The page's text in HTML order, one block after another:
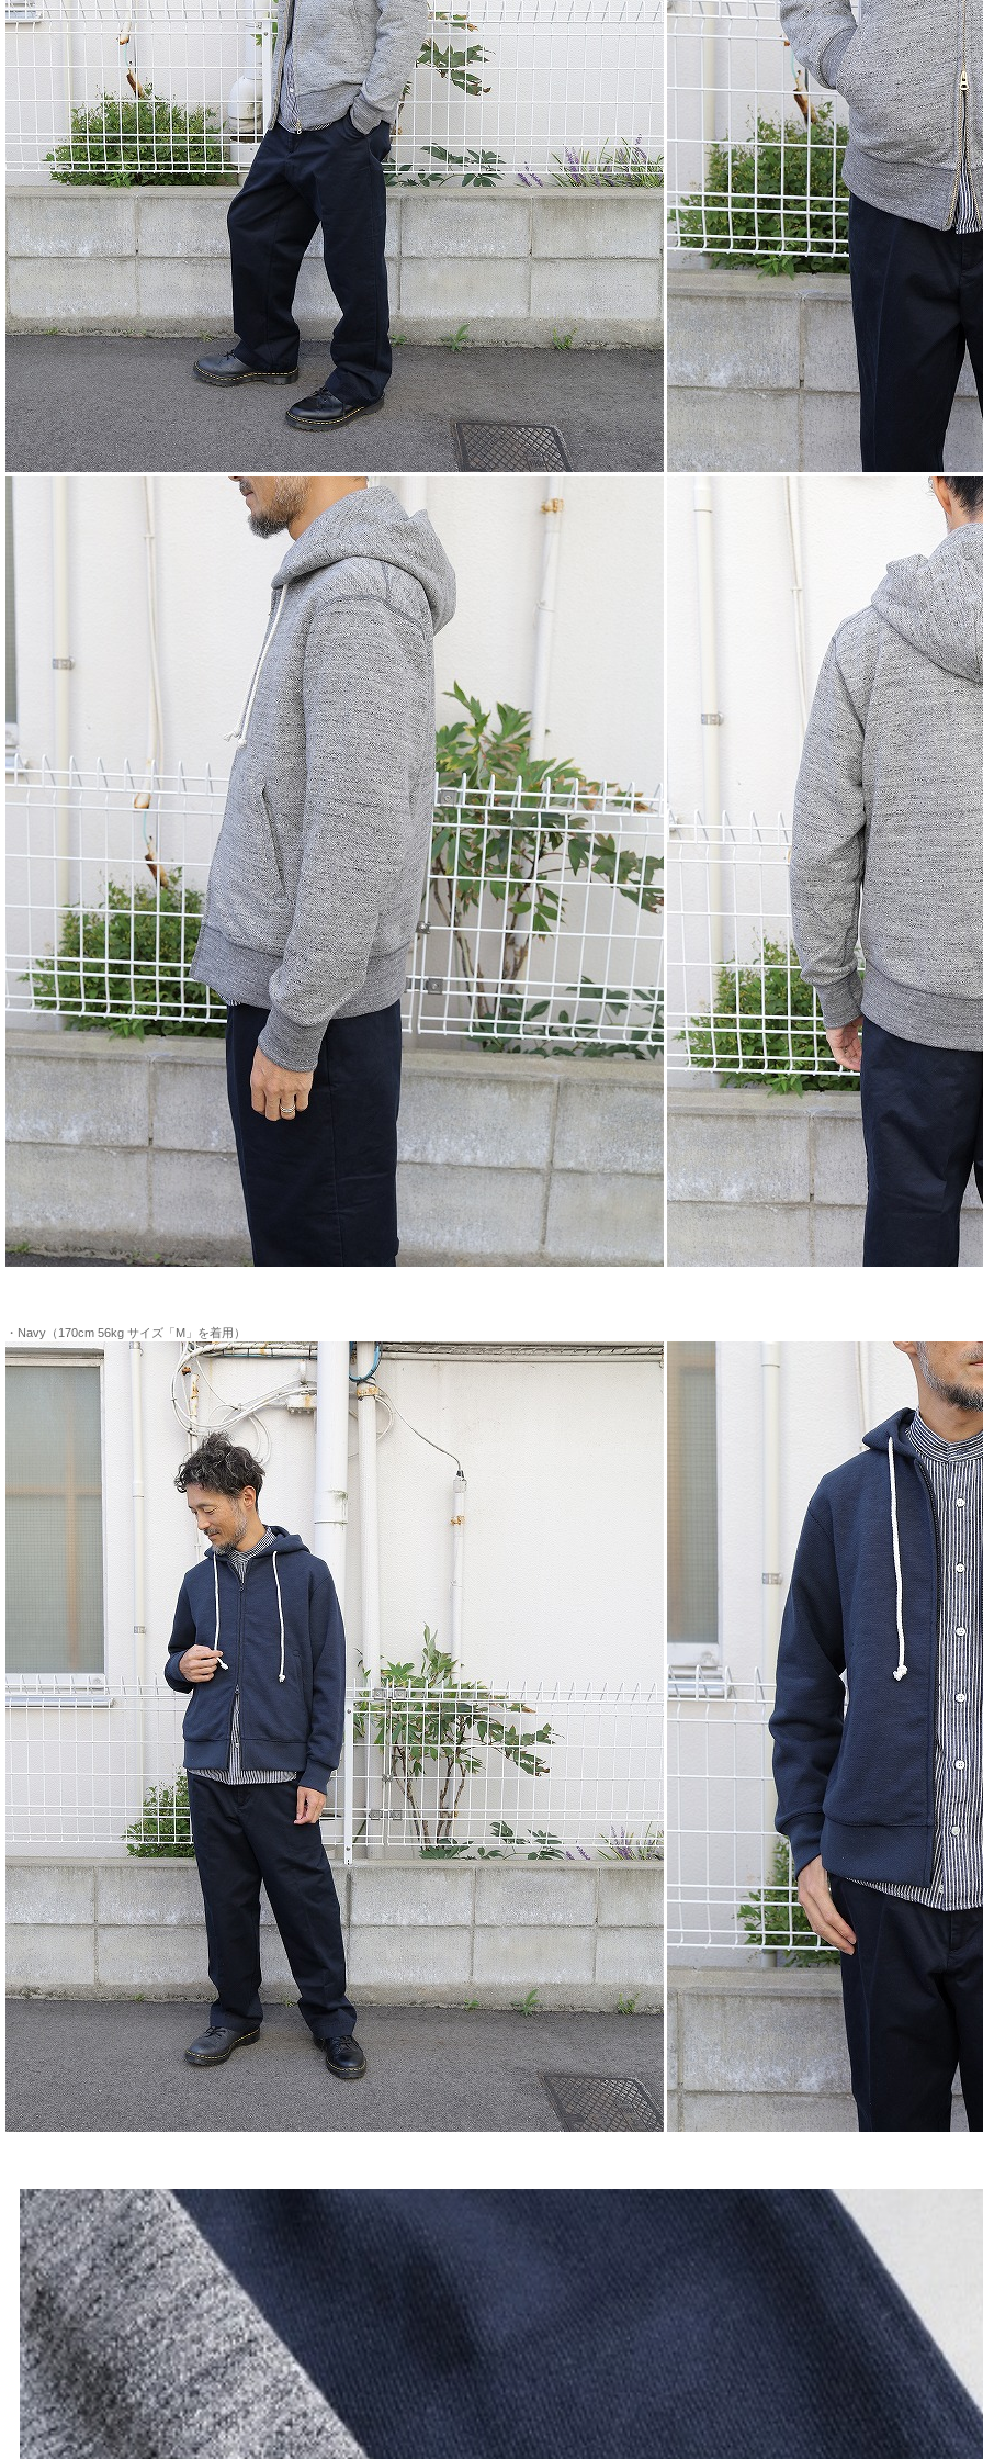
・Navy（170cm 56kg サイズ「M」を着用）